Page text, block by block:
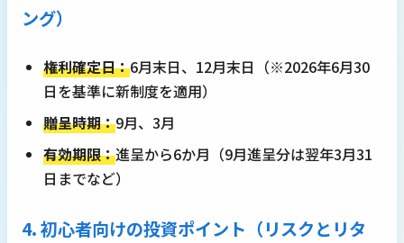
ング）
権利確定日：6月末日、12月末日（※2026年6月30
日を基準に新制度を適用）
贈呈時期：9月、3月
有効期限：進呈から6か月（9月進呈分は翌年3月31
日までなど）
4. 初心者向けの投資ポイント（リスクとリタ